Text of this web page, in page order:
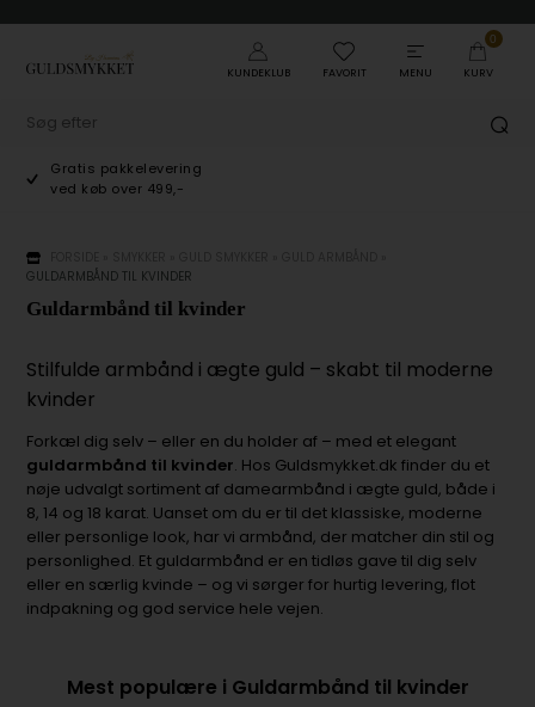
KUNDEKLUB FAVORIT MENU
0
KURV
Gratis pakkelevering
ved køb over 499,-
GULDARMBÅND TIL KVINDER
Guldarmbånd til kvinder
Stilfulde armbånd i ægte guld – skabt til moderne
kvinder
Forkæl dig selv – eller en du holder af – med et elegant
guldarmbånd til kvinder. Hos Guldsmykket.dk finder du et
nøje udvalgt sortiment af damearmbånd i ægte guld, både i
8, 14 og 18 karat. Uanset om du er til det klassiske, moderne
eller personlige look, har vi armbånd, der matcher din stil og
personlighed. Et guldarmbånd er en tidløs gave til dig selv
eller en særlig kvinde – og vi sørger for hurtig levering, flot
indpakning og god service hele vejen.
Mest populære i Guldarmbånd til kvinder